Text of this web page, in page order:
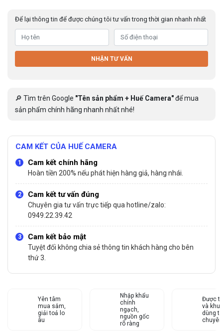
Để lại thông tin để được chúng tôi tư vấn trong thời gian nhanh nhất
NHẬN TƯ VẤN
🔎 Tìm trên Google "Tên sản phẩm + Huế Camera"để mua
sản phẩm chính hãng nhanh nhất nhé!
CAM KẾT CỦA HUẾ CAMERA
Cam kết chính hãng
Hoàn tiền 200% nếu phát hiện hàng giả, hàng nhái.
Cam kết tư vấn đúng
Chuyên gia tư vấn trực tiếp qua hotline/zalo:
0949.22.39.42
Cam kết bảo mật
Tuyệt đối không chia sẻ thông tin khách hàng cho bên
thứ 3.
Yên tâm
mua sắm,
giải toả lo
âu
Nhập khẩu
chính
ngạch,
nguồn gốc
rõ ràng
Được
và
dùng từ